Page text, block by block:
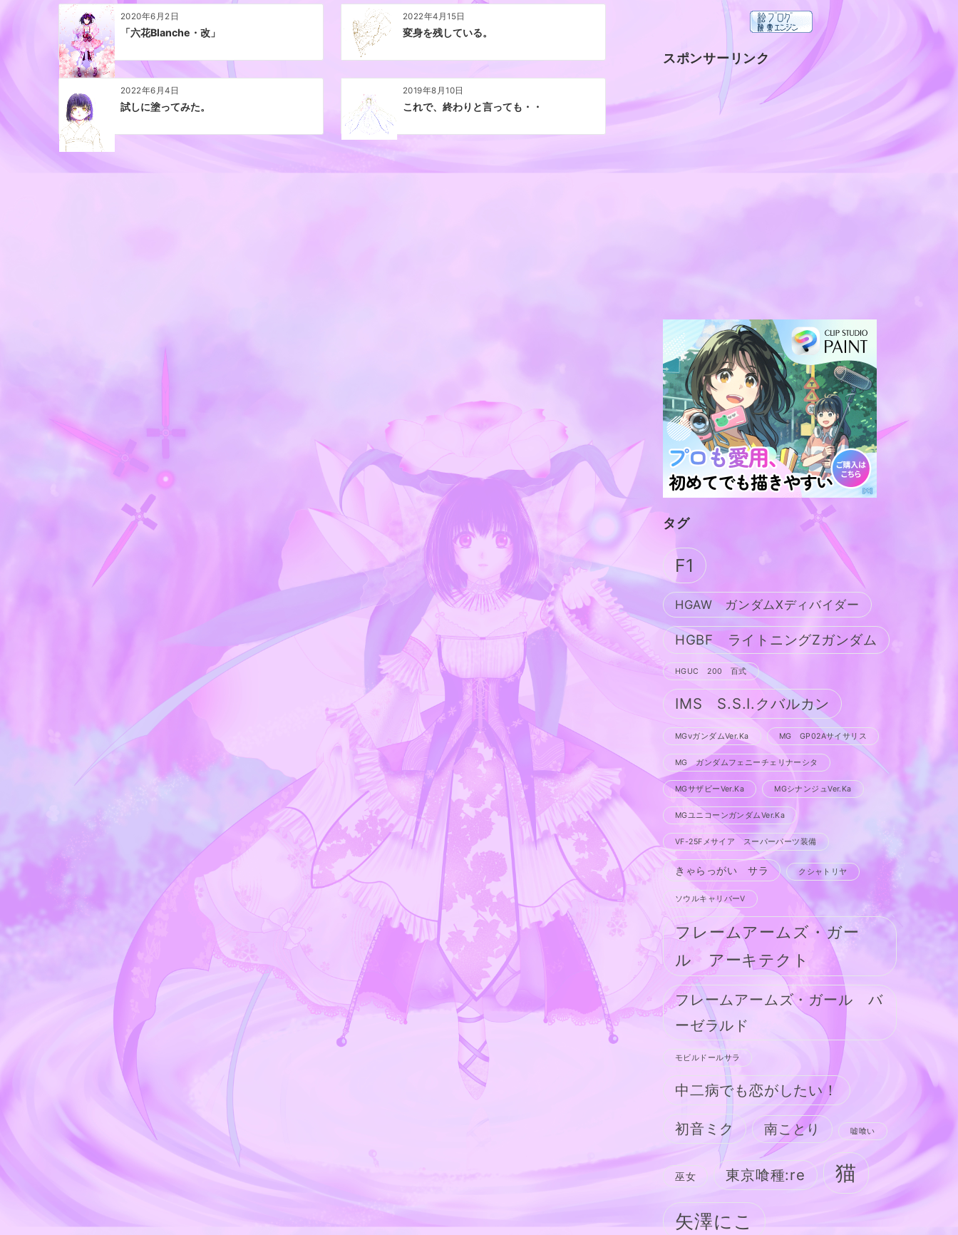
ョ
ン
2020年6月2日
「六花Blanche・改」
2022年4月15日
変身を残している。
2022年6月4日
試しに塗ってみた。
2019年8月10日
これで、終わりと言っても・・
スポンサーリンク
タグ
F1
HGAW ガンダムXディバイダー
HGBF ライトニングZガンダム
HGUC 200 百式
IMS S.S.I.クバルカン
MGνガンダムVer.Ka MG GP02Aサイサリス
MG ガンダムフェニーチェリナーシタ
MGサザビーVer.Ka MGシナンジュVer.Ka
MGユニコーンガンダムVer.Ka
VF-25Fメサイア スーパーパーツ装備
きゃらっがい サラ クシャトリヤ
ソウルキャリバーV
フレームアームズ・ガー
ル アーキテクト
フレームアームズ・ガール バ
ーゼラルド
モビルドールサラ
中二病でも恋がしたい！
初音ミク 南ことり 嘘喰い
巫女 東京喰種:re 猫
矢澤にこ